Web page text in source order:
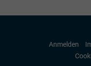
Anmelden